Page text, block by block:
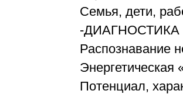
Семья, дети,
-
Распознавание
Энергетическая
Потенциал,